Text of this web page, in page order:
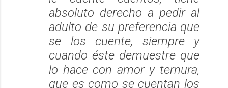
absoluto derecho a pedir al
adulto de su preferencia que
se los cuente, siempre y
cuando éste demuestre que
lo hace con amor y ternura,
que es como se cuentan los